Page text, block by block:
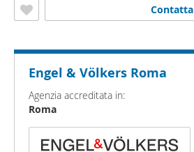
Contatta
Engel & Völkers Roma
Agenzia accreditata in:
Roma